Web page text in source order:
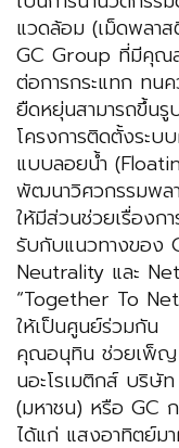
แวดล้อม (เม็ดพลา
GC Group ที่มีคุณ
ต่อการกระแทก ทน
ยืดหยุ่นสามารถขึ้นรู
โครงการติดตั้งระ
แบบลอยน้ำ
พัฒนาวิศวกรรมพล
ให้มีส่วนช่วยเรื่อง
รับกับแนวทางของ
Neutrality และ
“Together To
ให้เป็นศูน
คุณอนุทิน ช่วยเพ็ญ
นอะโรเมติกส์ บริษั
(มหาชน) หรือ GC
ได้แก่ แสงอาทิตย์ม